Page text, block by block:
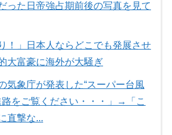
った日帝強占期前後の写真を見て
！」日本人ならどこでも発展させ
大富豪に海外が大騒ぎ
気象庁が発表した“スーパー台風
路をご覧ください・・・」→「こ
直撃な...